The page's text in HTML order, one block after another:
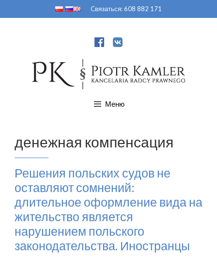
к
Cвязаться:608 882 171
Меню
денежная компенсация
Решения польских судов не
оставляют сомнений:
длительное оформление вида на
жительство является
нарушением польского
законодательства. Иностранцы